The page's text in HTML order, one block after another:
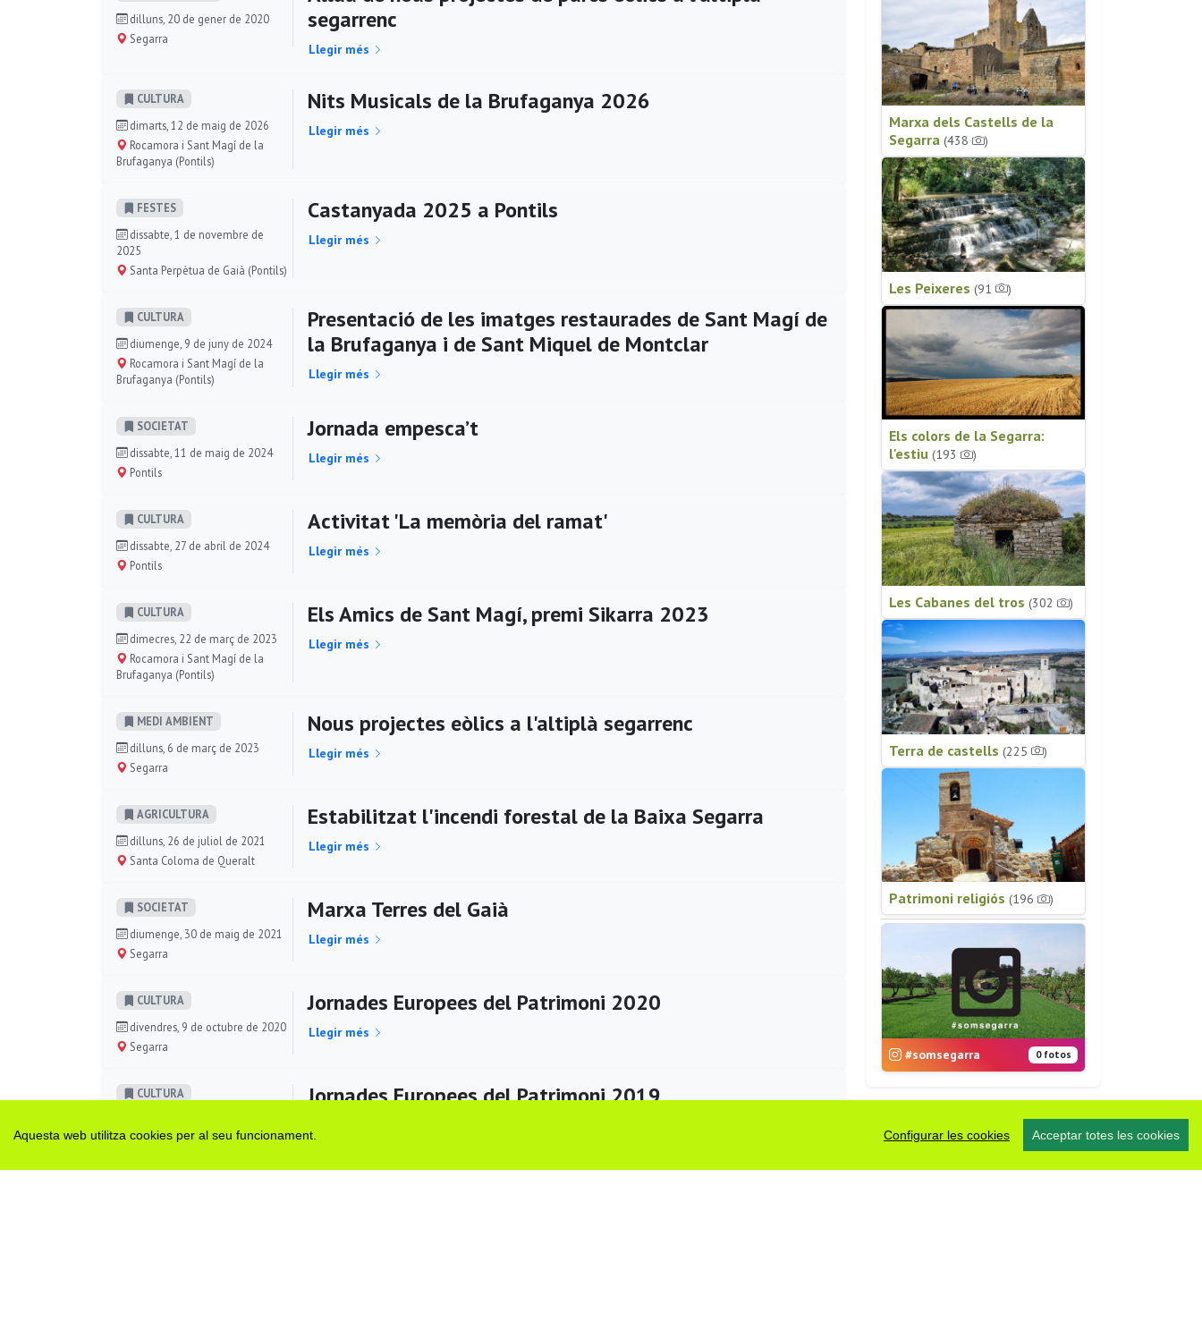
Aquesta web utilitza cookies per al seu funcionament. Configurar les cookies Acceptar totes les cookies
dilluns, 20 de gener de 2020
Segarra
segarrenc
Llegir més
CULTURA
dimarts, 12 de maig de 2026
Rocamora i Sant Magí de la
Brufaganya (Pontils)
Nits Musicals de la Brufaganya 2026
Llegir més
FESTES
dissabte, 1 de novembre de
2025
Santa Perpètua de Gaià (Pontils)
Castanyada 2025 a Pontils
Llegir més
CULTURA
diumenge, 9 de juny de 2024
Rocamora i Sant Magí de la
Brufaganya (Pontils)
Presentació de les imatges restaurades de Sant Magí de
la Brufaganya i de Sant Miquel de Montclar
Llegir més
SOCIETAT
dissabte, 11 de maig de 2024
Pontils
Jornada empesca’t
Llegir més
CULTURA
dissabte, 27 de abril de 2024
Pontils
Activitat 'La memòria del ramat'
Llegir més
CULTURA
dimecres, 22 de març de 2023
Rocamora i Sant Magí de la
Brufaganya (Pontils)
Els Amics de Sant Magí, premi Sikarra 2023
Llegir més
MEDI AMBIENT
dilluns, 6 de març de 2023
Segarra
Nous projectes eòlics a l'altiplà segarrenc
Llegir més
AGRICULTURA
dilluns, 26 de juliol de 2021
Santa Coloma de Queralt
Estabilitzat l'incendi forestal de la Baixa Segarra
Llegir més
SOCIETAT
diumenge, 30 de maig de 2021
Segarra
Marxa Terres del Gaià
Llegir més
CULTURA
divendres, 9 de octubre de 2020
Segarra
Jornades Europees del Patrimoni 2020
Llegir més
CULTURA
2019
Jornades Europees del Patrimoni 2019
Marxa dels Castells de la
Segarra (438 )
Les Peixeres (91 )
Els colors de la Segarra:
l'estiu (193 )
Les Cabanes del tros (302 )
Terra de castells (225 )
Patrimoni religiós (196 )
#somsegarra 0 fotos